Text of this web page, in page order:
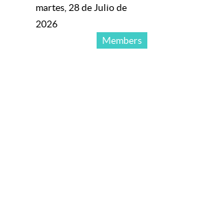
Members
martes, 28 de Julio de
2026